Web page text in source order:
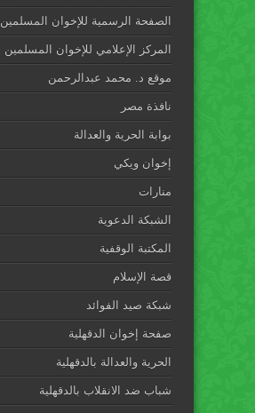
الصفحة الرسمية للإخوان المسلمين
المركز الإعلامي للإخوان المسلمين
موقع د. محمد عبدالرحمن
نافذة مصر
بوابة الحرية والعدالة
إخوان ويكي
منارات
الشبكة الدعوية
المكتبة الوقفية
قصة الإسلام
شبكة صيد الفوائد
صفحة إخوان الدقهلية
الحرية والعدالة بالدقهلية
شباب ضد الانقلاب بالدقهلية